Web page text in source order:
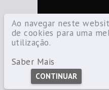
Ao navegar neste
de cookies para uma
utilização.
Saber Mais
CONTINUAR
©2021 Diocese de
direitos reservados.